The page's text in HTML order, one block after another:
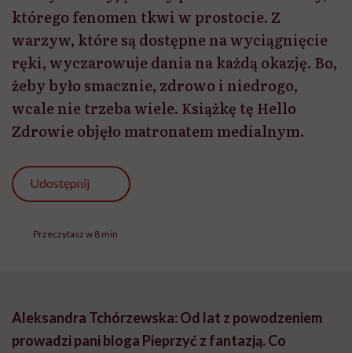
którego fenomen tkwi w prostocie. Z
warzyw, które są dostępne na wyciągnięcie
ręki, wyczarowuje dania na każdą okazję. Bo,
żeby było smacznie, zdrowo i niedrogo,
wcale nie trzeba wiele. Książkę tę Hello
Zdrowie objęło matronatem medialnym.
Udostępnij
Przeczytasz w 8 min
Aleksandra Tchórzewska: Od lat z powodzeniem
prowadzi pani bloga Pieprzyć z fantazją. Co